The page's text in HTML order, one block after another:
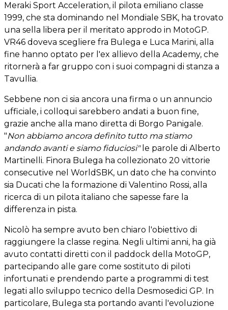
Meraki Sport Acceleration, il pilota emiliano classe
1999, che sta dominando nel Mondiale SBK, ha trovato
una sella libera per il meritato approdo in MotoGP.
VR46 doveva scegliere fra Bulega e Luca Marini, alla
fine hanno optato per l'ex allievo della Academy, che
ritornerà a far gruppo con i suoi compagni di stanza a
Tavullia.
Sebbene non ci sia ancora una firma o un annuncio
ufficiale, i colloqui sarebbero andati a buon fine,
grazie anche alla mano diretta di Borgo Panigale.
"Non abbiamo ancora definito tutto ma stiamo
andando avanti e siamo fiduciosi"le parole di Alberto
Martinelli. Finora Bulega ha collezionato 20 vittorie
consecutive nel WorldSBK, un dato che ha convinto
sia Ducati che la formazione di Valentino Rossi, alla
ricerca di un pilota italiano che sapesse fare la
differenza in pista.
Nicolò ha sempre avuto ben chiaro l'obiettivo di
raggiungere la classe regina. Negli ultimi anni, ha già
avuto contatti diretti con il paddock della MotoGP,
partecipando alle gare come sostituto di piloti
infortunati e prendendo parte a programmi di test
legati allo sviluppo tecnico della Desmosedici GP. In
particolare, Bulega sta portando avanti l'evoluzione